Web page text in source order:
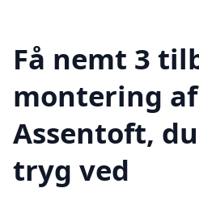
Få nemt 3
montering
Assentoft,
tryg ved